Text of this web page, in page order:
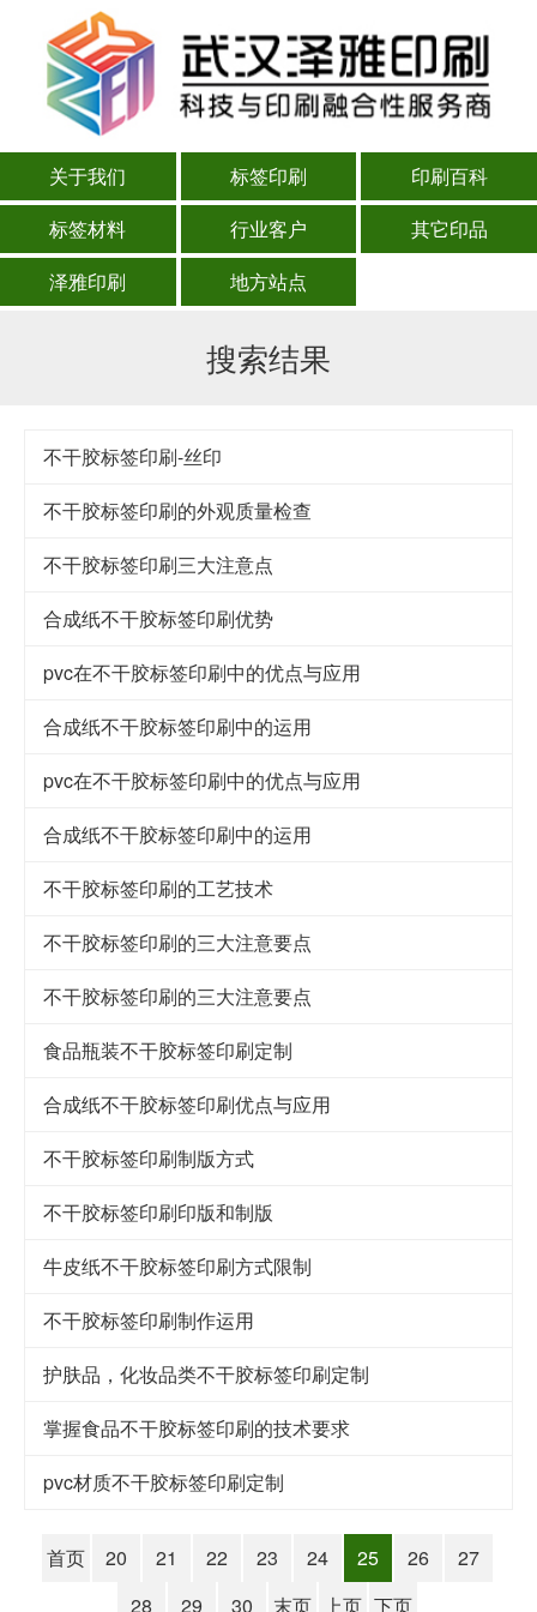
关于我们 标签印刷
印刷百科
标签材料
行业客户
其它印品
泽雅印刷
地方站点
搜索结果
不干胶标签印刷-丝印
不干胶标签印刷的外观质量检查
不干胶标签印刷三大注意点
合成纸不干胶标签印刷优势
pvc在不干胶标签印刷中的优点与应用
合成纸不干胶标签印刷中的运用
pvc在不干胶标签印刷中的优点与应用
合成纸不干胶标签印刷中的运用
不干胶标签印刷的工艺技术
不干胶标签印刷的三大注意要点
不干胶标签印刷的三大注意要点
食品瓶装不干胶标签印刷定制
合成纸不干胶标签印刷优点与应用
不干胶标签印刷制版方式
不干胶标签印刷印版和制版
牛皮纸不干胶标签印刷方式限制
不干胶标签印刷制作运用
护肤品，化妆品类不干胶标签印刷定制
掌握食品不干胶标签印刷的技术要求
pvc材质不干胶标签印刷定制
首页 20 21 22 23 24 25 26
27
28
29 30 末页 上页 下页